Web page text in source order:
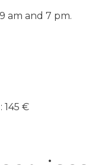
am and 7 pm.
€